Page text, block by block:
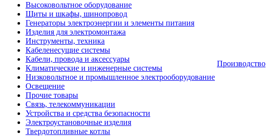
Высоковольтное оборудование
Щиты и шкафы, шинопровод
Генераторы электроэнергии и элементы питания
Изделия для электромонтажа
Инструменты, техника
Кабеленесущие системы
Кабели, провода и аксессуары
Климатические и инженерные системы
Низковольтное и промышленное электрооборудование
Освещение
Прочие товары
Связь, телекоммуникации
Устройства и средства безопасности
Электроустановочные изделия
Твердотопливные котлы
Производство